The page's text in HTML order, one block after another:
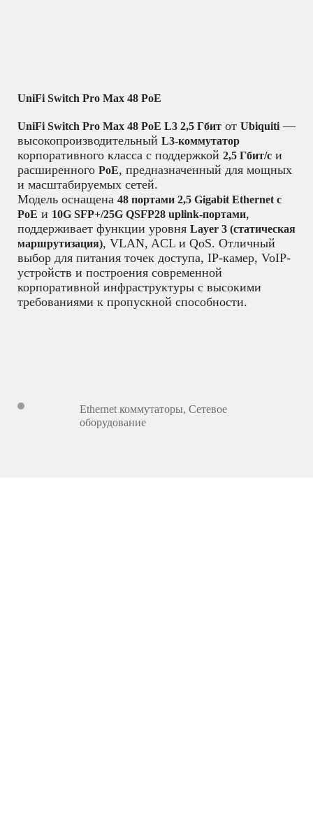
UniFi Switch Pro Max 48 PoE
UniFi Switch Pro Max 48 PoE L3 2,5 Гбит от Ubiquiti—
высокопроизводительный L3-коммутатор
корпоративного класса с поддержкой 2,5 Гбит/с и
расширенного PoE, предназначенный для мощных
и масштабируемых сетей.
Модель оснащена 48 портами 2,5 Gigabit Ethernet с
PoE и 10G SFP+/25G QSFP28 uplink-портами,
поддерживает функции уровня Layer 3 (статическая
маршрутизация), VLAN, ACL и QoS. Отличный
выбор для питания точек доступа, IP-камер, VoIP-
устройств и построения современной
корпоративной инфраструктуры с высокими
требованиями к пропускной способности.
Ethernet коммутаторы, Сетевое
оборудование